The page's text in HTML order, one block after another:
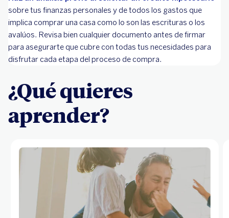
sobre tus finanzas personales y de todos los gastos que
implica comprar una casa como lo son las escrituras o los
avalúos. Revisa bien cualquier documento antes de firmar
para asegurarte que cubre con todas tus necesidades para
disfrutar cada etapa del proceso de compra.
¿Qué quieres
aprender?